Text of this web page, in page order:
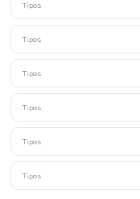
Tipos
Tipos
Tipos
Tipos
Tipos
Tipos